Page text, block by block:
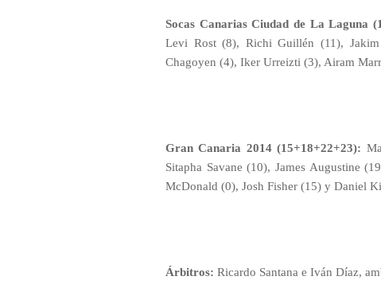
Socas Canarias Ciudad de La Laguna
Levi Rost (8), Richi Guillén (11),
Chagoyen (4), Iker Urreizti (3), Airam
Gran Canaria 2014 (15+18+22+23):
Sitapha Savane (10), James Augustine
McDonald (0), Josh Fisher (15) y Daniel
Árbitros: Ricardo Santana e Iván Díaz,